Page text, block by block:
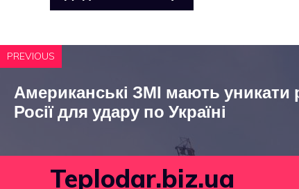
PREVIOUS
Американські ЗМІ мають уникати
Росії для удару по Україні
Teplodar.biz.ua